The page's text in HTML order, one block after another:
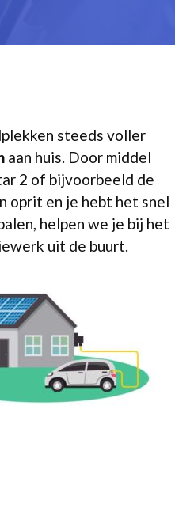
steeds voller
aan huis. Door middel
2 of bijvoorbeeld de
oprit en je hebt het snel
helpen we je bij het
uit de buurt.